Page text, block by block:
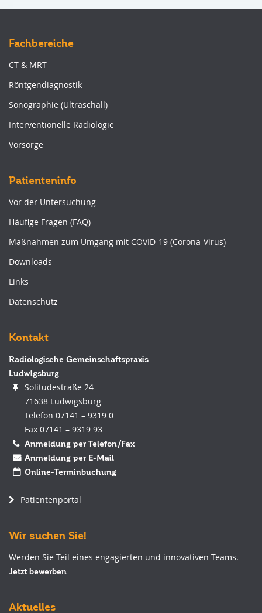
Fachbereiche
CT & MRT
Röntgendiagnostik
Sonographie (Ultraschall)
Interventionelle Radiologie
Vorsorge
Patienteninfo
Vor der Untersuchung
Häufige Fragen (FAQ)
Maßnahmen zum Umgang mit COVID-19 (Corona-Virus)
Downloads
Links
Datenschutz
Kontakt
Radiologische Gemeinschaftspraxis
Ludwigsburg
Solitudestraße 24
71638 Ludwigsburg
Telefon 07141 – 9319 0
Fax 07141 – 9319 93
Anmeldung per Telefon/Fax
Anmeldung per E-Mail
Online-Terminbuchung
Patientenportal
Wir suchen Sie!
Werden Sie Teil eines engagierten und innovativen Teams.
Jetzt bewerben
Aktuelles